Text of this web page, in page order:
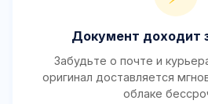
Документ доходит
Забудьте о почте и
оригинал доставляется
облаке